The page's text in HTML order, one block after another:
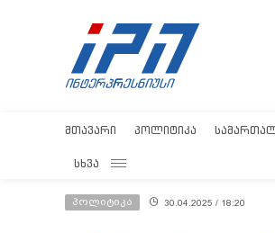
ᲛᲗᲐᲕᲐᲠᲘ ᲞᲝᲚᲘᲢᲘᲙᲐ
ᲡᲮᲕᲐ
პოლიტიკა 30.04.2025 / 18:20